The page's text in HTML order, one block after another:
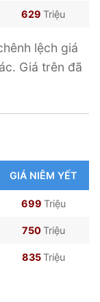
629 Triệu
lệch giá
Giá trên đã
GIÁ NIÊM YẾT
699 Triệu
750Triệu
835Triệu